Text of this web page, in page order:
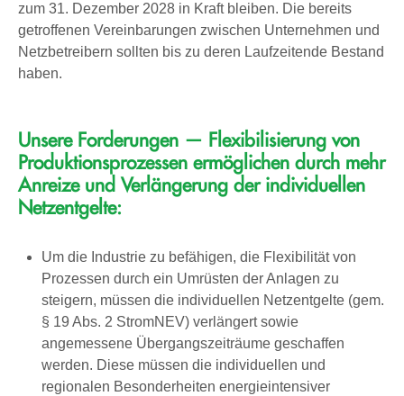
zum 31. Dezember 2028 in Kraft bleiben. Die bereits
getroffenen Vereinbarungen zwischen Unternehmen und
Netzbetreibern sollten bis zu deren Laufzeitende Bestand
haben.
Unsere Forderungen — Flexibilisierung von
Produktionsprozessen ermöglichen durch mehr
Anreize und Verlängerung der individuellen
Netzentgelte:
Um die Industrie zu befähigen, die Flexibilität von
Prozessen durch ein Umrüsten der Anlagen zu
steigern, müssen die individuellen Netzentgelte (gem.
§ 19 Abs. 2 StromNEV) verlängert sowie
angemessene Übergangszeiträume geschaffen
werden. Diese müssen die individuellen und
regionalen Besonderheiten energieintensiver